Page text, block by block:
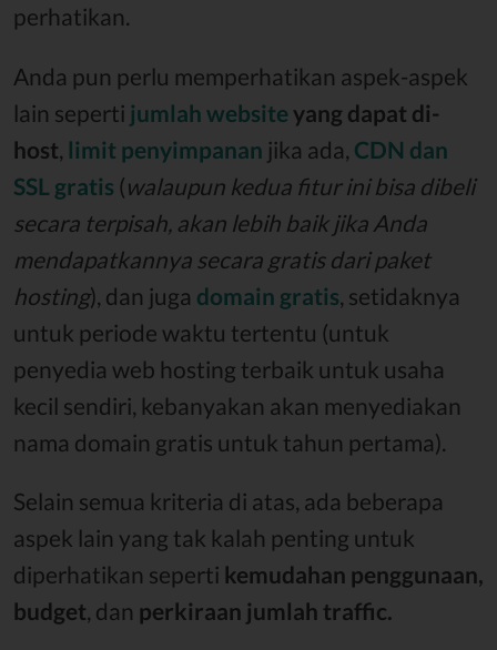
perhatikan.
Anda pun perlu memperhatikan aspek-aspek
lain seperti jumlah website yang dapat di-
host limit penyimpanan jika ada, CDN dan
SSL gratis (walaupun kedua fitur ini bisa dibeli
secara terpisah, akan lebih baik jika Anda
mendapatkannya secara gratis dari paket
hosting), dan juga domain gratis , setidaknya
untuk periode waktu tertentu (untuk
penyedia web hosting terbaik untuk usaha
kecil sendiri, kebanyakan akan menyediakan
nama domain gratis untuk tahun pertama).
Selain semua kriteria di atas, ada beberapa
aspek lain yang tak kalah penting untuk
diperhatikan seperti kemudahan penggunaan,
budget, dan perkiraan jumlah traffic.